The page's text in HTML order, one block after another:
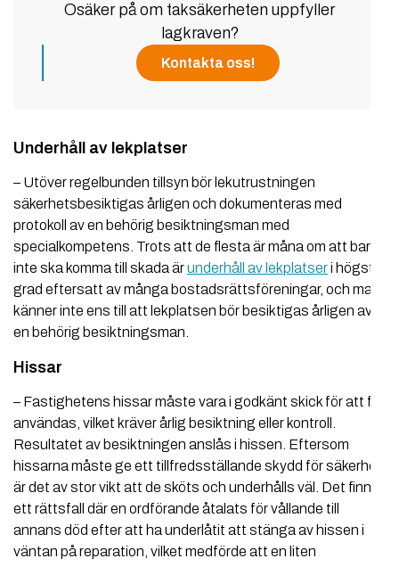
Osäker på om taksäkerheten uppfyller
lagkraven?
Kontakta oss!
Underhåll av lekplatser
– Utöver regelbunden tillsyn bör lekutrustningen
säkerhetsbesiktigas årligen och dokumenteras med
protokoll av en behörig besiktningsman med
specialkompetens. Trots att de flesta är måna om att barn
inte ska komma till skada ärunderhåll av lekplatseri högsta
grad eftersatt av många bostadsrättsföreningar, och man
känner inte ens till att lekplatsen bör besiktigas årligen av
en behörig besiktningsman.
Hissar
– Fastighetens hissar måste vara i godkänt skick för att få
användas, vilket kräver årlig besiktning eller kontroll.
Resultatet av besiktningen anslås i hissen. Eftersom
hissarna måste ge ett tillfredsställande skydd för säkerhet
är det av stor vikt att de sköts och underhålls väl. Det finns
ett rättsfall där en ordförande åtalats för vållande till
annans död efter att ha underlåtit att stänga av hissen i
väntan på reparation, vilket medförde att en liten